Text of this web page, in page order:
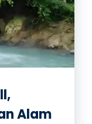
Alam